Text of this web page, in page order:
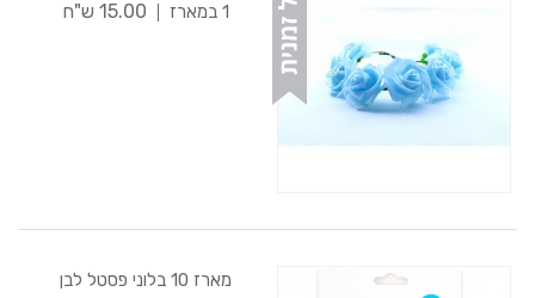
1 במארז
15.00 ש"ח
מארז 10 בלוני פסטל לבן